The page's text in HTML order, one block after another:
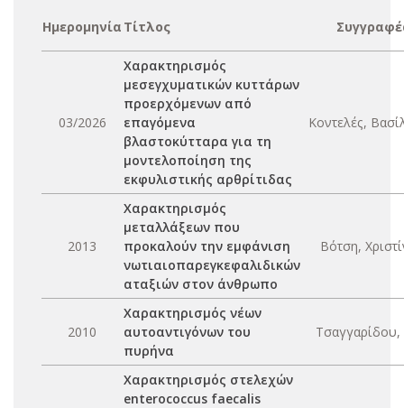
Ημερομηνία Τίτλος
03/2026
Χαρακτηρισμός
μεσεγχυματικών κυττάρων
προερχόμενων από
επαγόμενα
βλαστοκύτταρα για τη
μοντελοποίηση της
εκφυλιστικής αρθρίτιδας
Κοντελές,
2013
Χαρακτηρισμός
μεταλλάξεων που
προκαλούν την εμφάνιση
νωτιαιοπαρεγκεφαλιδικών
αταξιών στον άνθρωπο
Βότση,
2010
Χαρακτηρισμός νέων
αυτοαντιγόνων του
πυρήνα
Τσαγγαρίδου,
Χαρακτηρισμός στελεχών
enterococcus faecalis